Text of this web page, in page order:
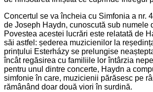
Concertul se va încheia cu Simfonia a nr.
de Joseph Haydn, cunoscută sub numele
Povestea acestei lucrări este relatată de
săi astfel: șederea muzicienilor la
prințului Esterházy se prelungise
încât regăsirea cu familiile lor întârzia
pentru unul dintre concerte, Haydn a
simfonie în care, muzicienii părăsesc pe
rămânând doar două viori în surdină.